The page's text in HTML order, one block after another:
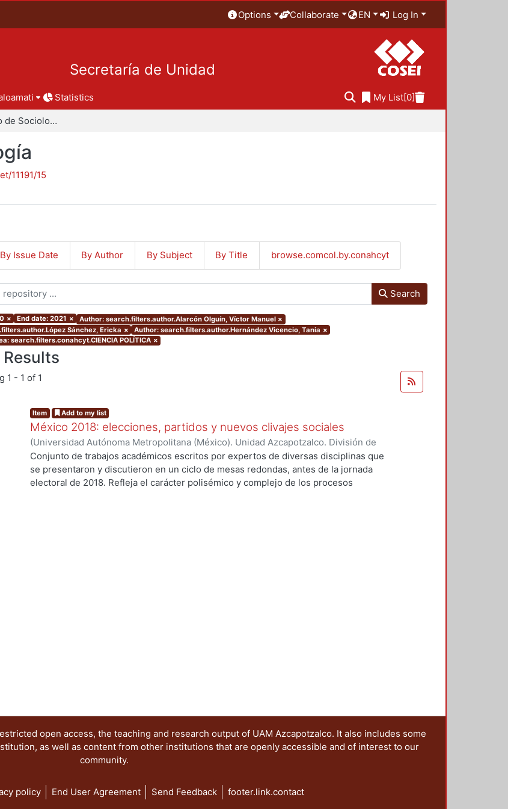
Options Collaborate EN Log In
Secretaría de Unidad
Statistics My List[0]
Departamento de Sociología
11191/15
By Issue Date By Author By Subject By Title browse.comcol.by.conahcyt
Search
× End date: 2021 × Author: search.filters.author.Alarcón Olguín, Víctor Manuel ×
Sánchez, Ericka × Author: search.filters.author.Hernández Vicencio, Tania ×
search.filters.conahcyt.CIENCIA POLÍTICA ×
1 - 1 of 1
Item Add to my list
México 2018: elecciones, partidos y nuevos clivajes sociales
(Universidad Autónoma Metropolitana (México). Unidad Azcapotzalco. División de
Ciencias Sociales y Humanidades.,2020)Palma, Esperanza;Tamayo, Sergio;
Osornio Guerrero, María Cristina ;Alarcón Olguín, Víctor Manuel;Tejera Gaona,
Héctor;Navarrete Vela, Juan Pablo;Reveles Vázquez, Francisco;Devoto, Lisandro
Conjunto de trabajos académicos escritos por expertos de diversas disciplinas que
se presentaron y discutieron en un ciclo de mesas redondas, antes de la jornada
electoral de 2018. Refleja el carácter polisémico y complejo de los procesos
open access, the teaching and research output of UAM Azcapotzalco. It also includes some
as well as content from other institutions that are openly accessible and of interest to our
community.
policy End User Agreement Send Feedback footer.link.contact